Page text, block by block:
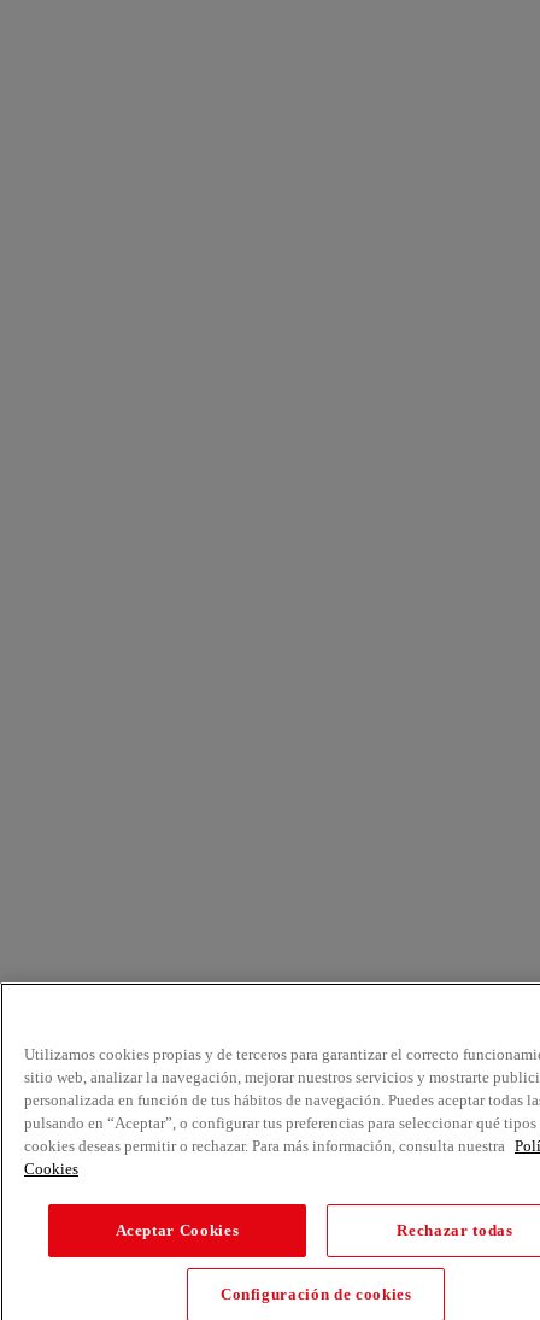
Utilizamos cookies propias y de terceros para garantizar el correcto
sitio web, analizar la navegación, mejorar nuestros servicios y mostrarte
personalizada en función de tus hábitos de navegación. Puedes aceptar todas
pulsando en “Aceptar”, o configurar tus preferencias para seleccionar qué tipos
cookies deseas permitir o rechazar. Para más información, consulta nuestra
Cookies
Aceptar Cookies Rechazar todas
Configuración de cookies